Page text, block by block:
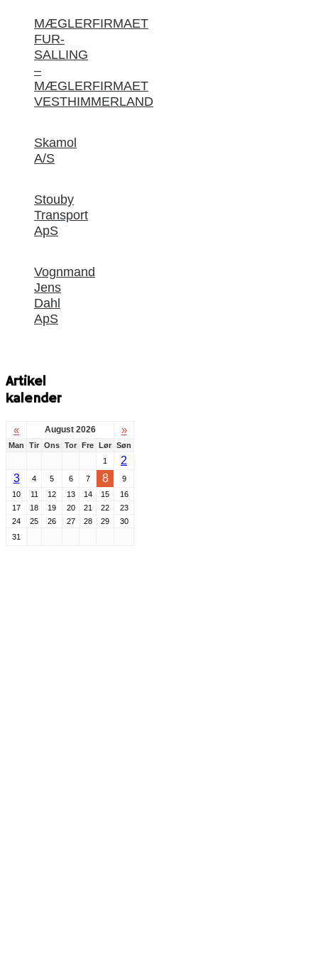
MÆGLERFIRMAET
FUR-
SALLING
–
MÆGLERFIRMAET
VESTHIMMERLAND
Skamol
A/S
Stouby
Transport
ApS
Vognmand
Jens
Dahl
ApS
Artikel
kalender
« August 2026 »
Man Tir Ons Tor Fre Lør Søn
1
2
3
4 5 6 7 8
9
10
11 12 13 14 15
16
17
18 19 20 21 22
23
24
25 26 27 28 29
30
31